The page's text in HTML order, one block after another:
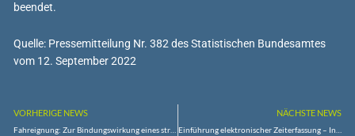
beendet.
Quelle: Pressemitteilung Nr. 382 des Statistischen Bundesamtes
vom 12. September 2022
VORHERIGE NEWS
Fahreignung: Zur Bindungswirkung eines strafgerichtlichen Urteils nach Trunkenheitsfahrt
NÄCHSTE NEWS
Einführung elektronischer Zeiterfassung – Initiativrecht des Betriebsrats